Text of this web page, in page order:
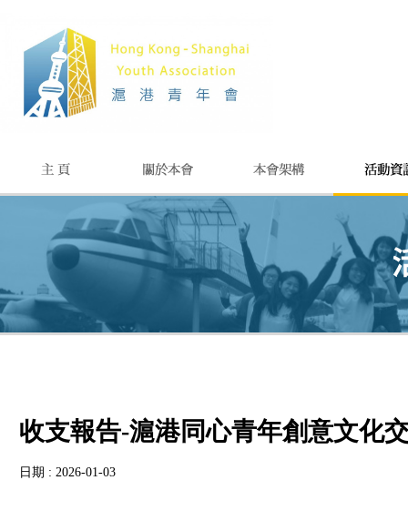
收支報告-滬港同心青年創意文化
日期 : 2026-01-03